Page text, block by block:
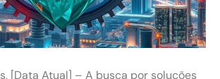
[Data Atual] – A busca por soluções